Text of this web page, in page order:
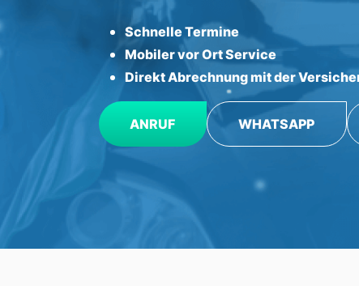
Schnelle Termine
Mobiler vor Ort Service
Direkt Abrechnung mit der
ANRUF WHATSAPP